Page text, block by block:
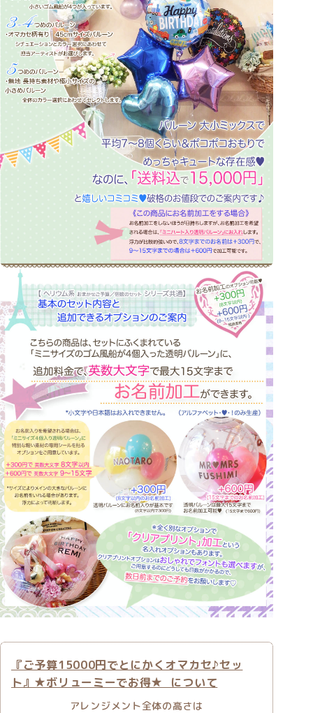
『ご予算15000円でとにかくオマカセ♪セッ
ト』★ボリューミーでお得★ について
アレンジメント全体の高さは